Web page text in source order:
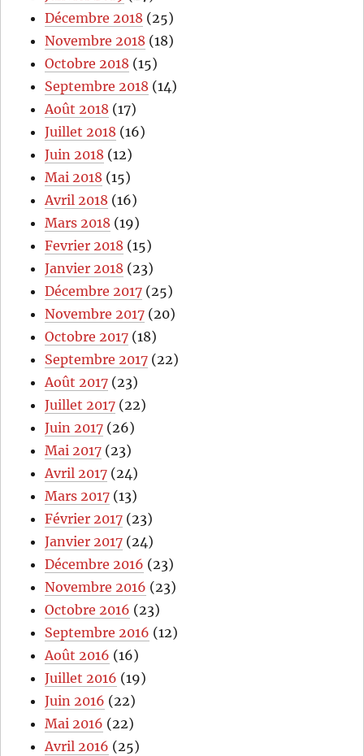
Décembre 2018 (25)
Novembre 2018 (18)
Octobre 2018 (15)
Septembre 2018 (14)
Août 2018 (17)
Juillet 2018 (16)
Juin 2018 (12)
Mai 2018 (15)
Avril 2018 (16)
Mars 2018 (19)
Fevrier 2018 (15)
Janvier 2018 (23)
Décembre 2017 (25)
Novembre 2017 (20)
Octobre 2017 (18)
Septembre 2017 (22)
Août 2017 (23)
Juillet 2017 (22)
Juin 2017 (26)
Mai 2017 (23)
Avril 2017 (24)
Mars 2017 (13)
Février 2017 (23)
Janvier 2017 (24)
Décembre 2016 (23)
Novembre 2016 (23)
Octobre 2016 (23)
Septembre 2016 (12)
Août 2016 (16)
Juillet 2016 (19)
Juin 2016 (22)
Mai 2016 (22)
Avril 2016 (25)